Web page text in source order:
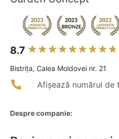
8.7
Bistriţa, Calea Moldovei nr. 21
Afișează numărul de
Despre companie: